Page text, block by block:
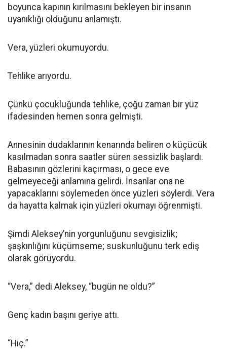
boyunca kapının kırılmasını bekleyen bir insanın
uyanıklığı olduğunu anlamıştı.
Vera, yüzleri okumuyordu.
Tehlike arıyordu.
Çünkü çocukluğunda tehlike, çoğu zaman bir yüz
ifadesinden hemen sonra gelmişti.
Annesinin dudaklarının kenarında beliren o küçücük
kasılmadan sonra saatler süren sessizlik başlardı.
Babasının gözlerini kaçırması, o gece eve
gelmeyeceği anlamına gelirdi. İnsanlar ona ne
yapacaklarını söylemeden önce yüzleri söylerdi. Vera
da hayatta kalmak için yüzleri okumayı öğrenmişti.
Şimdi Aleksey’nin yorgunluğunu sevgisizlik;
şaşkınlığını küçümseme; suskunluğunu terk ediş
olarak görüyordu.
“Vera,” dedi Aleksey, “bugün ne oldu?”
Genç kadın başını geriye attı.
“Hiç.”